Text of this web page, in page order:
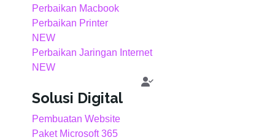
Perbaikan Macbook
Perbaikan Printer
NEW
Perbaikan Jaringan Internet
NEW
Solusi Digital
Pembuatan Website
Paket Microsoft 365